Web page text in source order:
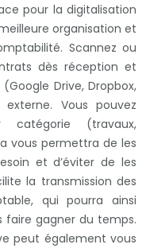
pour la digitalisation
organisation et
Scannez ou
dès réception et
Drive, Dropbox,
Vous pouvez
catégorie (travaux,
vous permettra de les
et d’éviter de les
la transmission des
qui pourra ainsi
gagner du temps.
peut également vous